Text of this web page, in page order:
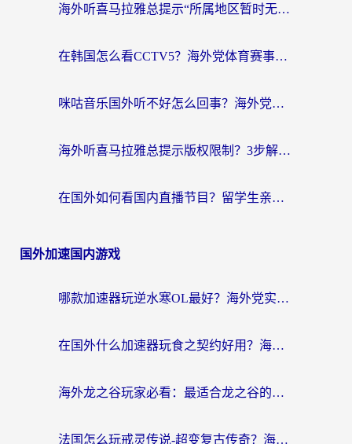
海外听喜马拉雅总提示“所属地区暂时无版权”？这个限制解除方法亲测有效！
在韩国怎么看CCTV5？海外党体育赛事+中文解说观看终极指南
咪咕音乐国外听不好怎么回事？海外党听歌自由的终极解决方案来了
海外听喜马拉雅总提示版权限制？3步解决+2个音乐平台问题全攻略
在国外如何看国内直播节目？留学生亲测有效的追剧加速指南
国外加速国内游戏
哪款加速器玩逆水寒OL最好？海外党实测后的终极选择指南
在国外什么加速器玩食之契约好用？海外党亲测有效的国服游戏加速指南
海外龙之谷玩家必看：最适合龙之谷的加速器，解决延迟卡顿还能畅玩幻书启示录和梦幻西游？
法国怎么玩戒灵传说-超变复古传奇？海外玩家国服游戏加速终极指南